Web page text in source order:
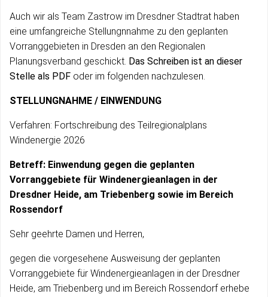
Auch wir als Team Zastrow im Dresdner Stadtrat haben
eine umfangreiche Stellungnnahme zu den geplanten
Vorranggebieten in Dresden an den Regionalen
Planungsverband geschickt. Das Schreiben ist an dieser
Stelle als PDF oder im folgenden nachzulesen.
STELLUNGNAHME / EINWENDUNG
Verfahren: Fortschreibung des Teilregionalplans
Windenergie 2026
Betreff: Einwendung gegen die geplanten
Vorranggebiete für Windenergieanlagen in der
Dresdner Heide, am Triebenberg sowie im Bereich
Rossendorf
Sehr geehrte Damen und Herren,
gegen die vorgesehene Ausweisung der geplanten
Vorranggebiete für Windenergieanlagen in der Dresdner
Heide, am Triebenberg und im Bereich Rossendorf erhebe